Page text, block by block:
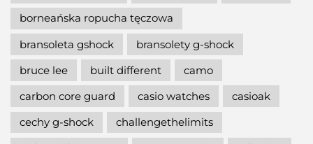
borneańska ropucha tęczowa
bransoleta gshock
bransolety g-shock
bruce lee
built different
camo
carbon core guard
casio watches
casioak
cechy g-shock
challengethelimits